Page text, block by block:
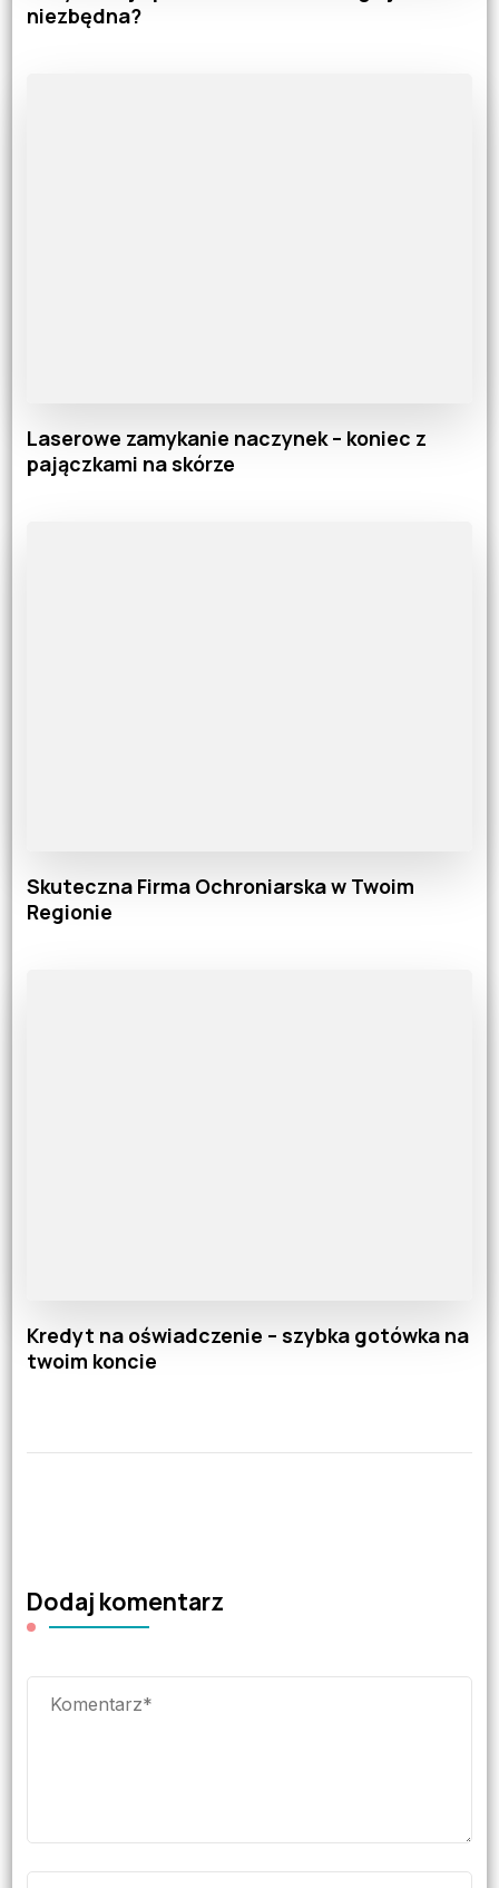
niezbędna?
Laserowe zamykanie naczynek – koniec z
pajączkami na skórze
Skuteczna Firma Ochroniarska w Twoim
Regionie
Kredyt na oświadczenie – szybka gotówka na
twoim koncie
Dodaj komentarz